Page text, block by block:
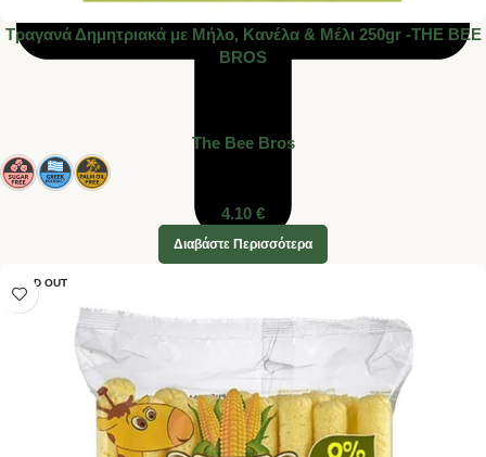
Ενημέρωση
Tραγανά Δημητριακά με Μήλο, Κανέλα & Μέλι 250gr -THE BEE
BROS
The Bee Bros
4.10 €
Διαβάστε Περισσότερα
SOLD OUT